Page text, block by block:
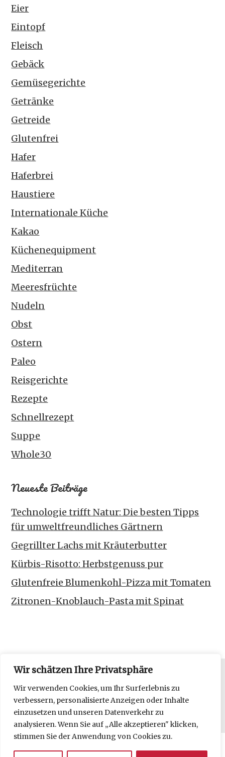
Wir schätzen Ihre Privatsphäre
Wir verwenden Cookies, um Ihr Surferlebnis zu
verbessern, personalisierte Anzeigen oder Inhalte
einzusetzen und unseren Datenverkehr zu
analysieren. Wenn Sie auf „Alle akzeptieren" klicken,
stimmen Sie der Anwendung von Cookies zu.
Eier
Eintopf
Fleisch
Gebäck
Gemüsegerichte
Getränke
Getreide
Glutenfrei
Hafer
Haferbrei
Haustiere
Internationale Küche
Kakao
Küchenequipment
Mediterran
Meeresfrüchte
Nudeln
Obst
Ostern
Paleo
Reisgerichte
Rezepte
Schnellrezept
Suppe
Whole30
Neueste Beiträge
Technologie trifft Natur: Die besten Tipps
für umweltfreundliches Gärtnern
Gegrillter Lachs mit Kräuterbutter
Kürbis-Risotto: Herbstgenuss pur
Glutenfreie Blumenkohl-Pizza mit Tomaten
Zitronen-Knoblauch-Pasta mit Spinat
Datenschutzerklärung
Impressum
Copyright © 2026 frl moonstruck kocht.